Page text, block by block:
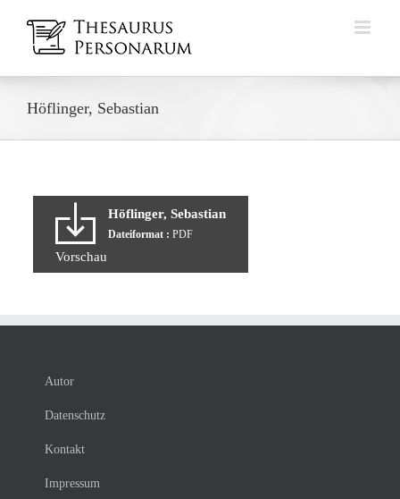
Inhalt
springen
Höflinger, Sebastian
Höflinger, Sebastian
Dateiformat : PDF
Vorschau
Autor
Datenschutz
Kontakt
Impressum